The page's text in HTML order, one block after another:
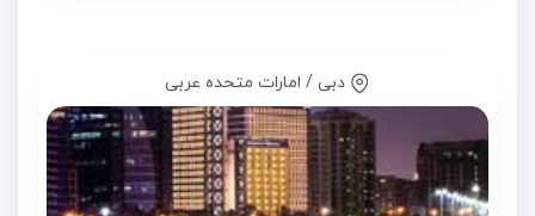
دبی / امارات متحده عربی